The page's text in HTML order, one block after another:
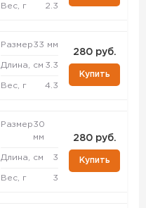
Вес, г 2.3
Размер33 мм
Длина, см 3.3
Вес, г 4.3
280 руб.
Купить
Размер30
мм
Длина, см 3
Вес, г 3
280 руб.
Купить